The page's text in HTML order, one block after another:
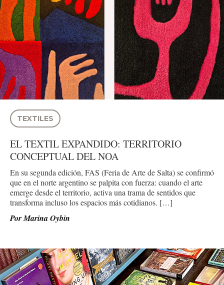
TEXTILES
EL TEXTIL EXPANDIDO: TERRITORIO
CONCEPTUAL DEL NOA
En su segunda edición, FAS (Feria de Arte de Salta) se confirmó
que en el norte argentino se palpita con fuerza: cuando el arte
emerge desde el territorio, activa una trama de sentidos que
transforma incluso los espacios más cotidianos. […]
PorMarina Oybin